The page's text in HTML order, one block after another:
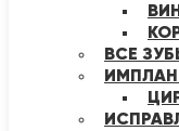
ВСЕ